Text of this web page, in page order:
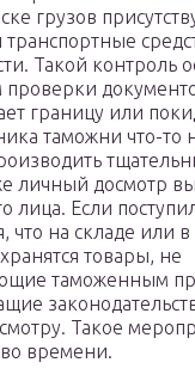
грузов
Такой контроль
проверки
границу или
таможни что-то
личный досмотр
лица. Если
что на складе или
товары, не
таможенным
Такое
времени.